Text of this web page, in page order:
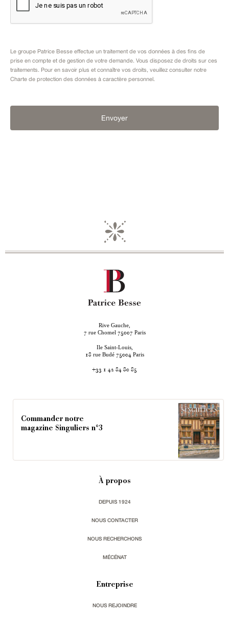
Le groupe Patrice Besse effectue un traitement de vos données à des fins de
prise en compte et de gestion de votre demande. Vous disposez de droits sur ces
traitements. Pour en savoir plus et connaître vos droits, veuillez consulter notre
Charte de protection des données à caractère personnel .
Envoyer
Rive Gauche,
7 rue Chomel 75007 Paris
Ile Saint-Louis,
18 rue Budé 75004 Paris
+33 1 42 84 80 85
Commander notre
magazine Singuliers n°3
À propos
DEPUIS 1924
NOUS CONTACTER
NOUS RECHERCHONS
MÉCÉNAT
Entreprise
NOUS REJOINDRE